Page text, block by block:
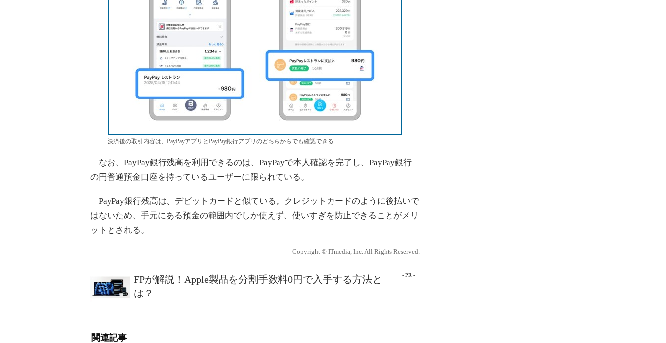
決済後の取引内容は、PayPayアプリとPayPay銀行アプリのどちらからでも確認できる
なお、PayPay銀行残高を利用できるのは、PayPayで本人確認を完了し、PayPay銀行
の円普通預金口座を持っているユーザーに限られている。
PayPay銀行残高は、デビットカードと似ている。クレジットカードのように後払いで
はないため、手元にある預金の範囲内でしか使えず、使いすぎを防止できることがメリ
ットとされる。
Copyright © ITmedia, Inc. All Rights Reserved.
- PR -
FPが解説！Apple製品を分割手数料0円で入手する方法と
は？
関連記事